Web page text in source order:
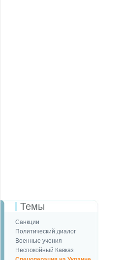
Темы
Санкции
Политический диалог
Военные учения
Неспокойный Кавказ